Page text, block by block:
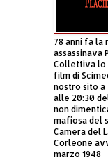
78 anni fa la
assassinava
Collettiva lo
film di
nostro sito
alle 20:30
non
mafiosa del
Camera del
Corleone
marzo 1948